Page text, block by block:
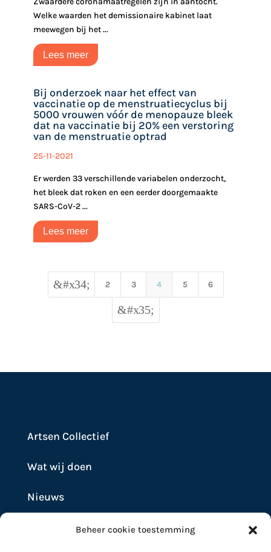
Beheer cookie toestemming
Welke waarden het demissionaire kabinet laat
meewegen bij het ...
Lees meer
Bij onderzoek naar het effect van
vaccinatie op de menstruatiecyclus bij
5000 vrouwen vóór de menopauze bleek
dat na vaccinatie bij 20% een verstoring
van de menstruatie optrad
25-11-2021
Er werden 33 verschillende variabelen onderzocht,
het bleek dat roken en een eerder doorgemaakte
SARS-CoV-2 ...
Lees meer
&#x34; 2 3 4 5 6
&#x35;
Artsen Collectief
Wat wij doen
Nieuws